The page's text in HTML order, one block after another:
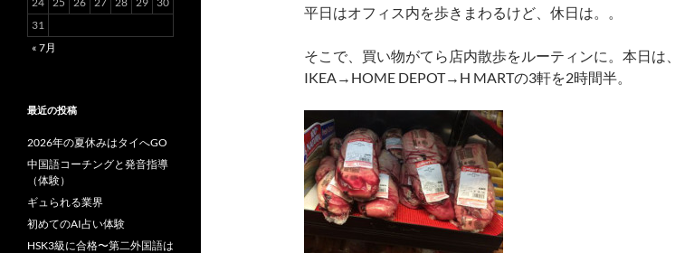
平日はオフィス内を歩きまわるけど、休日は。。
そこで、買い物がてら店内散歩をルーティンに。本日は、
IKEA→HOME DEPOT→H MARTの3軒を2時間半。
31
« 7月
最近の投稿
2026年の夏休みはタイへGO
中国語コーチングと発音指導
（体験）
ギュられる業界
初めてのAI占い体験
HSK3級に合格〜第二外国語は